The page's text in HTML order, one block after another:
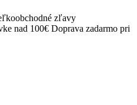
zľavy
Doprava zadarmo pri